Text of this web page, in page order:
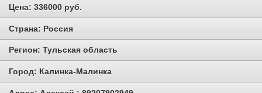
Цена: 336000 руб.
Страна: Россия
Регион: Тульская область
Город: Калинка-Малинка